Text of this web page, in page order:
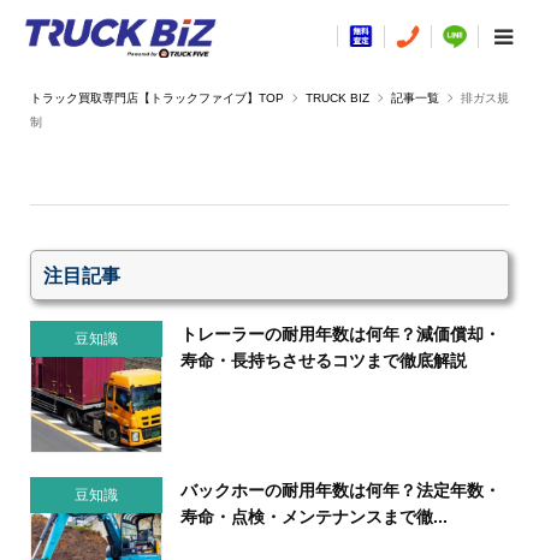
TRUCK BIZ 記事一覧
排ガス規
制
注目記事
豆知識
トレーラーの耐用年数は何年？減価償却・
寿命・長持ちさせるコツまで徹底解説
豆知識
バックホーの耐用年数は何年？法定年数・
寿命・点検・メンテナンスまで徹...